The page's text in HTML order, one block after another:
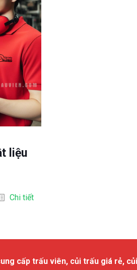
liệu
Chi tiết
cấp trấu viên, củi trấu giá rẻ,